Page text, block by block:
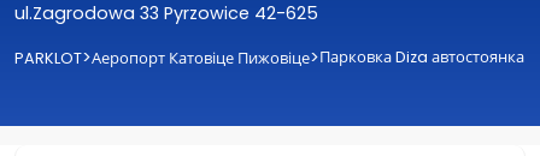
ul.Zagrodowa 33 Pyrzowice 42-625
PARKLOT>Аеропорт Катовіце Пижовіце>Парковка Diza автостоянка